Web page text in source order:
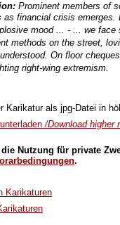
Prominent members of
as financial crisis
mood ... - ... we
methods on the street,
On floor
right-wing extremism.
Karikatur als jpg-Datei in
/Download higher
die Nutzung für private
.
Karikaturen